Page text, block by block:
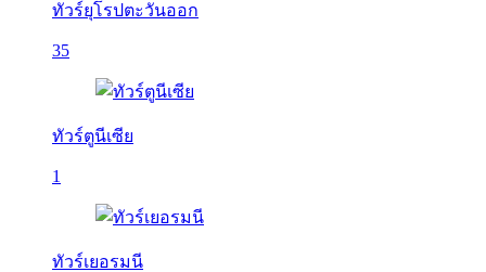
ทัวร์ยุโรปตะวันออก
35
ทัวร์ตูนีเซีย
1
ทัวร์เยอรมนี